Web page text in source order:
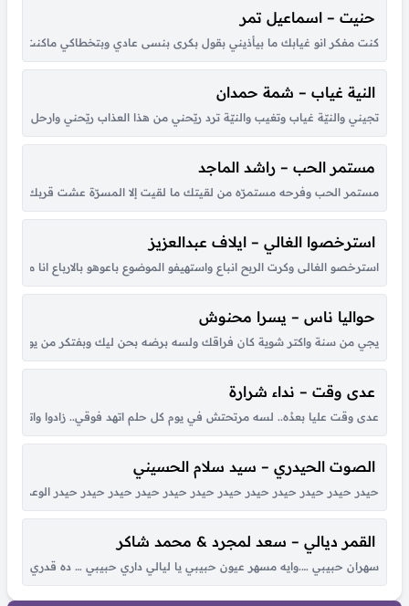
حنيت – اسماعيل تمر
كنت مفكر انو غيابك ما بيأذيني بقول بكرى بنسى عادي وبتخطاكي ماكنت
النية غياب – شمة حمدان
تجيني والنيّة غياب وتغيب والنيّة ترد ريّحني من هذا العذاب ريّحني وارحل
مستمر الحب – راشد الماجد
مستمر الحب وفرحه مستمرّه من لقيتك ما لقيت إلا المسرّة عشت قربك
استرخصوا الغالي – ايلاف عبدالعزيز
استرخصو الغالى وكرت الربح انباع واستهيفو الموضوع باعوهو بالارباع انا
حواليا ناس – يسرا محنوش
يجي من سنة واكتر شوية كان فراقك ولسه برضه بحن ليك وبفتكر من يوم
عدى وقت – نداء شرارة
عدى وقت عليا بعدُه.. لسه مرتحتش في يوم كل حلم اتهد فوقي.. زادوا
الصوت الحيدري – سيد سلام الحسيني
حيدر حيدر حيدر حيدر حيدر حيدر حيدر حيدر حيدر حيدر حيدر حيدر الوعد
القمر ديالي – سعد لمجرد & محمد شاكر
سهران حبيبي ….وايه مسهر عيون حبيبي يا ليالي داري حبيبي … ده قدري وده